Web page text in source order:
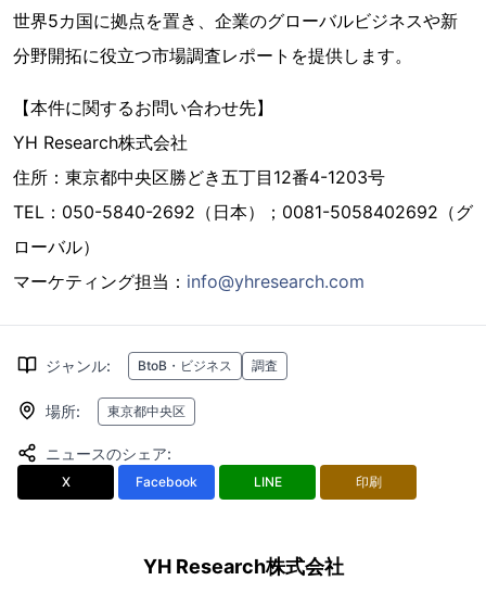
世界5カ国に拠点を置き、企業のグローバルビジネスや新
分野開拓に役立つ市場調査レポートを提供します。
【本件に関するお問い合わせ先】
YH Research株式会社
住所：東京都中央区勝どき五丁目12番4-1203号
TEL：050-5840-2692（日本）；0081-5058402692（グ
ローバル）
マーケティング担当： info@yhresearch.com
ジャンル: BtoB・ビジネス 調査
場所: 東京都中央区
ニュースのシェア:
X Facebook LINE 印刷
YH Research株式会社